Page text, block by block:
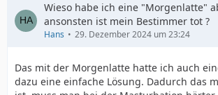
Wieso habe ich eine "Morgenlatte"
ansonsten ist mein Bestimmer tot ?
Hans 29. Dezember 2024 um 23:24
Das mit der Morgenlatte hatte ich auch
dazu eine einfache Lösung. Dadurch das